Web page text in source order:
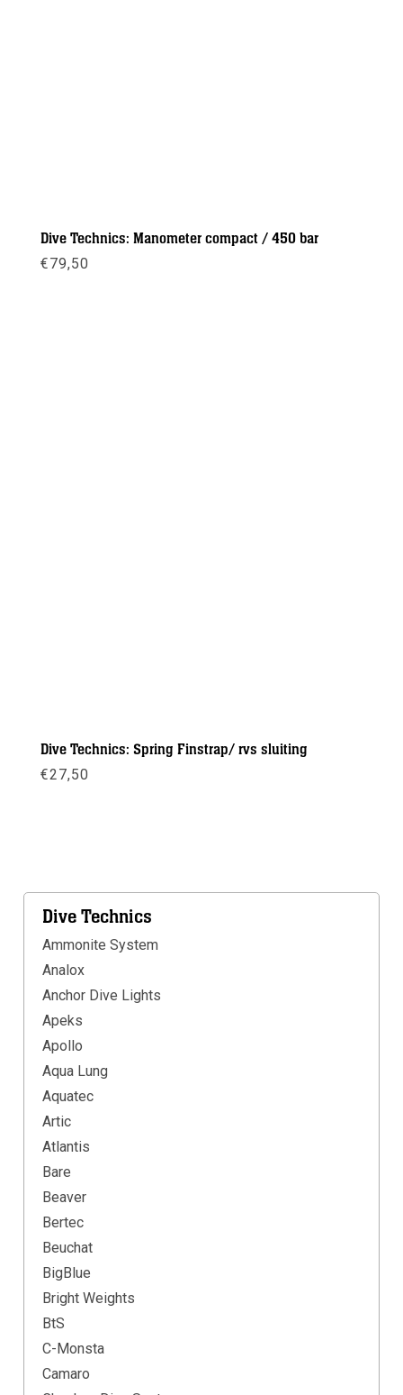
Dive Technics: Manometer compact / 450 bar
€79,50
Dive Technics: Spring Finstrap/ rvs sluiting
€27,50
Dive Technics
Ammonite System
Analox
Anchor Dive Lights
Apeks
Apollo
Aqua Lung
Aquatec
Artic
Atlantis
Bare
Beaver
Bertec
Beuchat
BigBlue
Bright Weights
BtS
C-Monsta
Camaro